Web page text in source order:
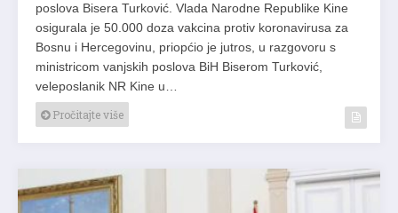
poslova Bisera Turković. Vlada Narodne Republike Kine
osigurala je 50.000 doza vakcina protiv koronavirusa za
Bosnu i Hercegovinu, priopćio je jutros, u razgovoru s
ministricom vanjskih poslova BiH Biserom Turković,
veleposlanik NR Kine u…
Pročitajte više